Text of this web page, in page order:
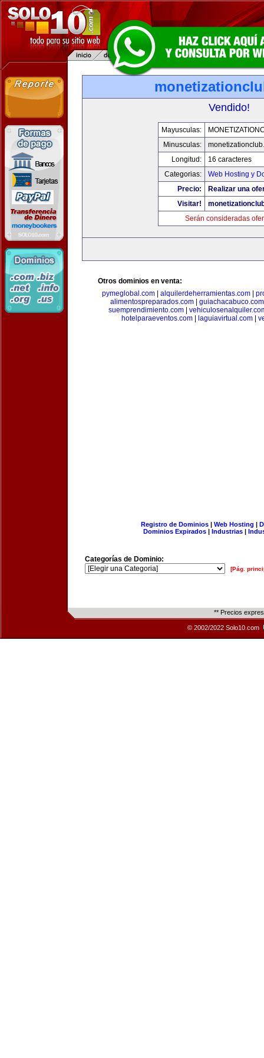
Vendido!
Mayusculas:
Minusculas:
Longitud:
16 caracteres
Categorias:
Web Hosting y
Precio:
Realizar una
Visitar!
Serán consideradas
Otros dominios en venta:
pymeglobal.com| alquilerdeherramientas.com|
alimentospreparados.com| guiachacabuco.com
suemprendimiento.com|
hotelparaeventos.com
laguiavirtual.com
Registro de Dominios| Web Hosting |
Dominios Expirados | Industrias |
Categorías de Dominio:
[Pág.
** Precios
© 2002/2022 Solo10.com